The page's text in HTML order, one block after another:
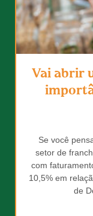
Vai abrir
Se você
setor de
com
10,5% em
de